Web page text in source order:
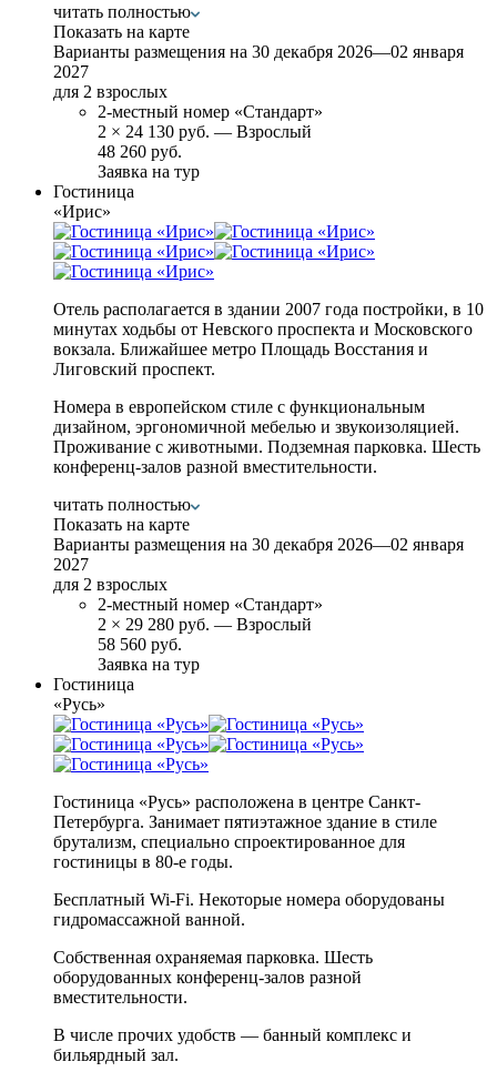
читать полностью
Показать на карте
Варианты размещения на 30 декабря 2026—02 января
2027
для 2 взрослых
2-местный номер «Стандарт»
2 × 24 130 руб. — Взрослый
48 260 руб.
Заявка на тур
Гостиница
«Ирис»
Отель располагается в здании 2007 года постройки, в 10
минутах ходьбы от Невского проспекта и Московского
вокзала. Ближайшее метро Площадь Восстания и
Лиговский проспект.
Номера в европейском стиле с функциональным
дизайном, эргономичной мебелью и звукоизоляцией.
Проживание с животными. Подземная парковка. Шесть
конференц-залов разной вместительности.
читать полностью
Показать на карте
Варианты размещения на 30 декабря 2026—02 января
2027
для 2 взрослых
2-местный номер «Стандарт»
2 × 29 280 руб. — Взрослый
58 560 руб.
Заявка на тур
Гостиница
«Русь»
Гостиница «Русь» расположена в центре Санкт-
Петербурга. Занимает пятиэтажное здание в стиле
брутализм, специально спроектированное для
гостиницы в 80-е годы.
Бесплатный Wi-Fi. Некоторые номера оборудованы
гидромассажной ванной.
Собственная охраняемая парковка. Шесть
оборудованных конференц-залов разной
вместительности.
В числе прочих удобств — банный комплекс и
бильярдный зал.